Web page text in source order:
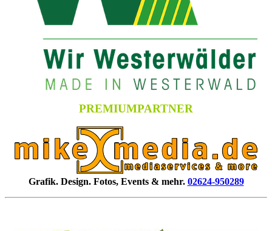
PREMIUMPARTNER
Grafik. Design. Fotos, Events & mehr. 02624-950289